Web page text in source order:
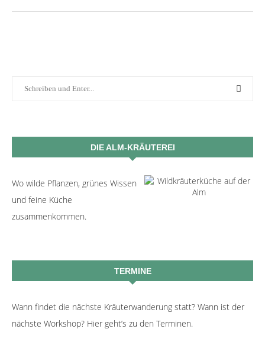
DIE ALM-KRÄUTEREI
Wo wilde Pflanzen, grünes Wissen
und feine Küche
zusammenkommen.
TERMINE
Wann findet die nächste Kräuterwanderung statt? Wann ist der
nächste Workshop? Hier geht’s zu den Terminen.